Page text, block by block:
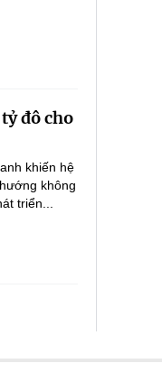
đô cho
khiến hệ
không
triển...